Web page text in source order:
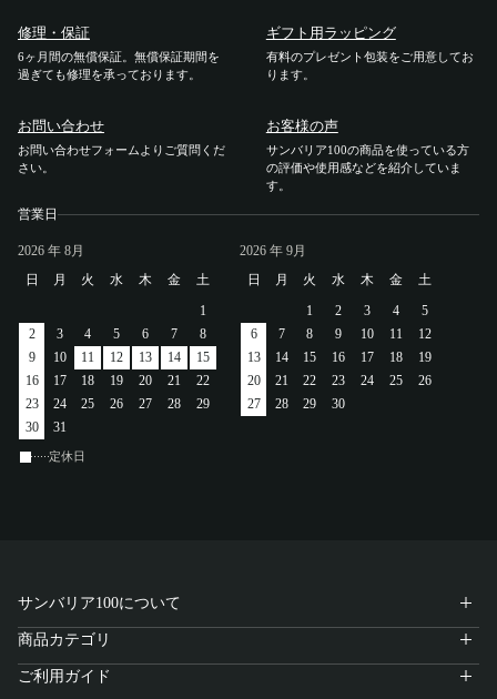
修理・保証
6ヶ月間の無償保証。無償保証期間を
過ぎても修理を承っております。
ギフト用ラッピング
有料のプレゼント包装をご用意してお
ります。
お問い合わせ
お問い合わせフォームよりご質問くだ
さい。
お客様の声
サンバリア100の商品を使っている方
の評価や使用感などを紹介していま
す。
営業日
2026 年 8月
日
月 火 水 木 金
土
1
2
3 4 5 6 7
8
9
10 11 12 13 14
15
16
17 18 19 20 21
22
23
24 25 26 27 28
29
30
31
2026 年 9月
日
月 火 水 木 金
土
1
2 3 4
5
6
7 8 9 10 11
12
13
14 15 16 17 18
19
20
21 22 23 24 25
26
27
28 29 30
定休日
サンバリア100について
商品カテゴリ
ご利用ガイド